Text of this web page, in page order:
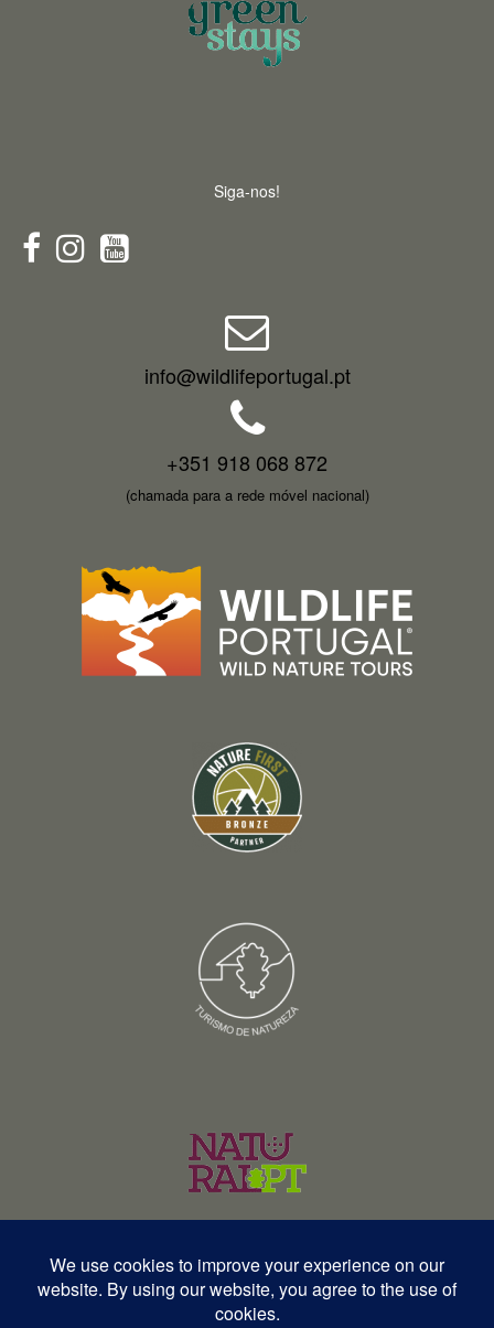
Siga-nos!
info@wildlifeportugal.pt
+351 918 068 872
(chamada para a rede móvel nacional)
RNAVT 12577 | RNAAT 369/2025